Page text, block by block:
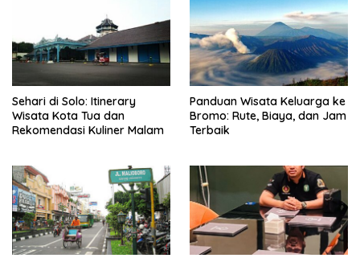
Sehari di Solo: Itinerary
Wisata Kota Tua dan
Rekomendasi Kuliner Malam
Panduan Wisata Keluarga ke
Bromo: Rute, Biaya, dan Jam
Terbaik